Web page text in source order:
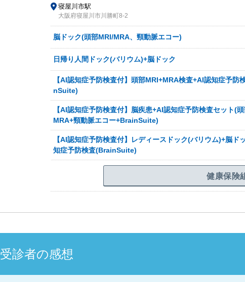
寝屋川市駅
大阪府寝屋川市川勝町8-2
脳ドック(頭部MRI/MRA、頸動脈エコー)
日帰り人間ドック(バリウム)+脳ドック
【AI認知症予防検査付】頭部MRI+MRA検査+AI認知症予防
nSuite)
【AI認知症予防検査付】脳疾患+AI認知症予防検査セット(
MRA+頸動脈エコー+BrainSuite)
【AI認知症予防検査付】レディースドック(バリウム)+脳ド
知症予防検査(BrainSuite)
健康保険
受診者の感想